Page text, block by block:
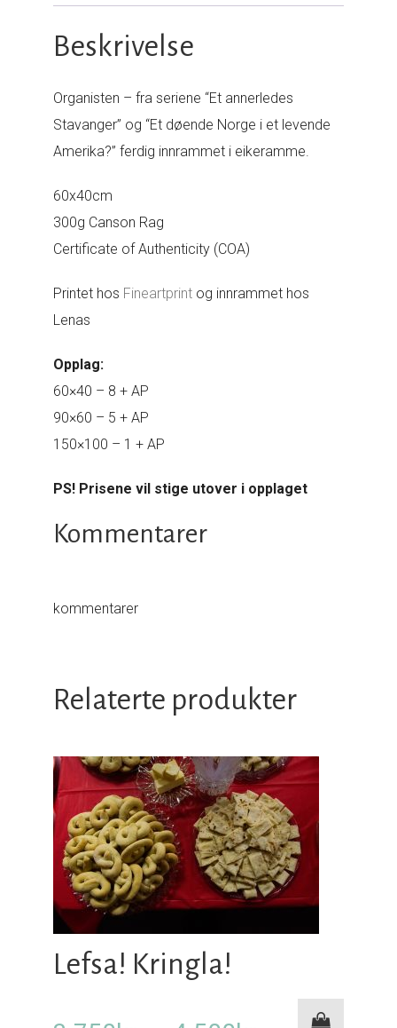
Beskrivelse
Organisten – fra seriene “Et annerledes
Stavanger” og “Et døende Norge i et levende
Amerika?” ferdig innrammet i eikeramme.
60x40cm
300g Canson Rag
Certificate of Authenticity (COA)
Printet hos Fineartprint og innrammet hos
Lenas
Opplag:
60×40 – 8 + AP
90×60 – 5 + AP
150×100 – 1 + AP
PS! Prisene vil stige utover i opplaget
Kommentarer
kommentarer
Relaterte produkter
Lefsa! Kringla!